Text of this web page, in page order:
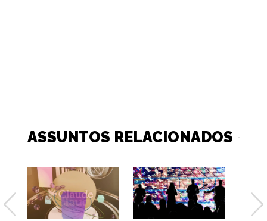
ASSUNTOS RELACIONADOS